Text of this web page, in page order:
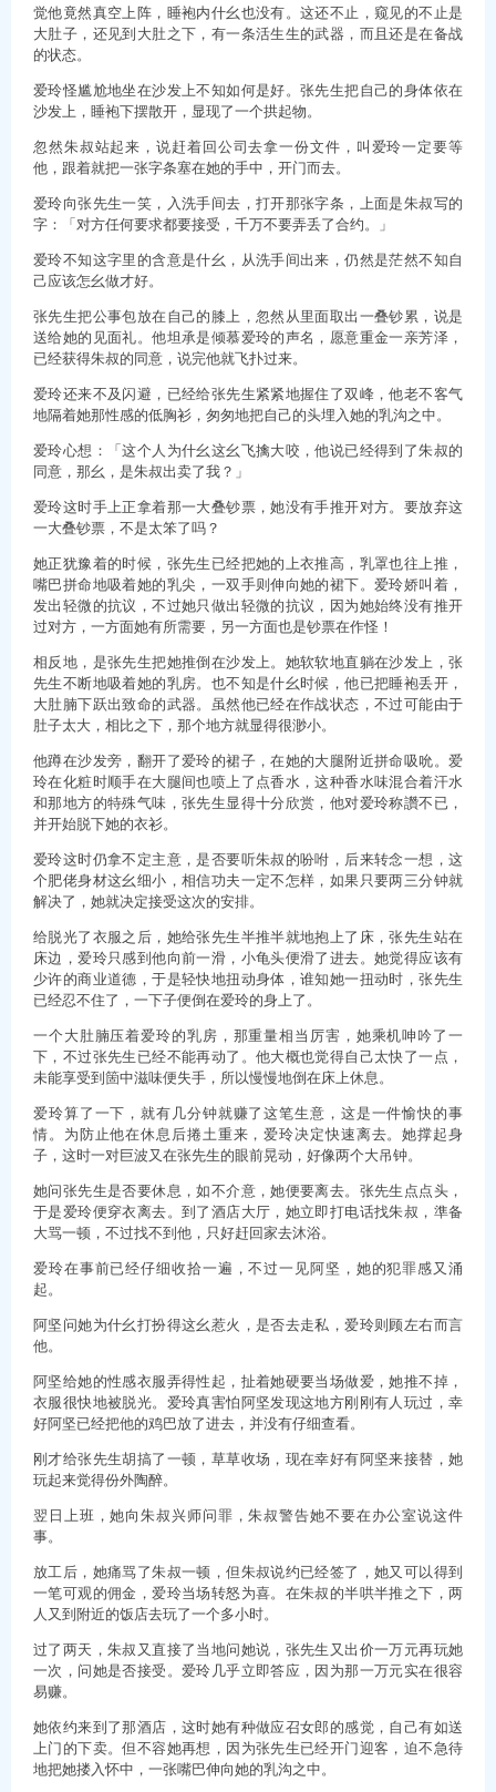
觉他竟然真空上阵，睡袍内什幺也没有。这还不止，窥见的不止是
大肚子，还见到大肚之下，有一条活生生的武器，而且还是在备战
的状态。
爱玲怪尴尬地坐在沙发上不知如何是好。张先生把自己的身体依在
沙发上，睡袍下摆散开，显现了一个拱起物。
忽然朱叔站起来，说赶着回公司去拿一份文件，叫爱玲一定要等
他，跟着就把一张字条塞在她的手中，开门而去。
爱玲向张先生一笑，入洗手间去，打开那张字条，上面是朱叔写的
字：「对方任何要求都要接受，千万不要弄丢了合约。」
爱玲不知这字里的含意是什幺，从洗手间出来，仍然是茫然不知自
己应该怎幺做才好。
张先生把公事包放在自己的膝上，忽然从里面取出一叠钞累，说是
送给她的见面礼。他坦承是倾慕爱玲的声名，愿意重金一亲芳泽，
已经获得朱叔的同意，说完他就飞扑过来。
爱玲还来不及闪避，已经给张先生紧紧地握住了双峰，他老不客气
地隔着她那性感的低胸衫，匆匆地把自己的头埋入她的乳沟之中。
爱玲心想：「这个人为什幺这幺飞擒大咬，他说已经得到了朱叔的
同意，那幺，是朱叔出卖了我？」
爱玲这时手上正拿着那一大叠钞票，她没有手推开对方。要放弃这
一大叠钞票，不是太笨了吗？
她正犹豫着的时候，张先生已经把她的上衣推高，乳罩也往上推，
嘴巴拼命地吸着她的乳尖，一双手则伸向她的裙下。爱玲娇叫着，
发出轻微的抗议，不过她只做出轻微的抗议，因为她始终没有推开
过对方，一方面她有所需要，另一方面也是钞票在作怪！
相反地，是张先生把她推倒在沙发上。她软软地直躺在沙发上，张
先生不断地吸着她的乳房。也不知是什幺时候，他已把睡袍丢开，
大肚腩下跃出致命的武器。虽然他已经在作战状态，不过可能由于
肚子太大，相比之下，那个地方就显得很渺小。
他蹲在沙发旁，翻开了爱玲的裙子，在她的大腿附近拼命吸吮。爱
玲在化粧时顺手在大腿间也喷上了点香水，这种香水味混合着汗水
和那地方的特殊气味，张先生显得十分欣赏，他对爱玲称讚不已，
并开始脱下她的衣衫。
爱玲这时仍拿不定主意，是否要听朱叔的吩咐，后来转念一想，这
个肥佬身材这幺细小，相信功夫一定不怎样，如果只要两三分钟就
解决了，她就决定接受这次的安排。
给脱光了衣服之后，她给张先生半推半就地抱上了床，张先生站在
床边，爱玲只感到他向前一滑，小龟头便滑了进去。她觉得应该有
少许的商业道德，于是轻快地扭动身体，谁知她一扭动时，张先生
已经忍不住了，一下子便倒在爱玲的身上了。
一个大肚腩压着爱玲的乳房，那重量相当厉害，她乘机呻吟了一
下，不过张先生已经不能再动了。他大概也觉得自己太快了一点，
未能享受到箇中滋味便失手，所以慢慢地倒在床上休息。
爱玲算了一下，就有几分钟就赚了这笔生意，这是一件愉快的事
情。为防止他在休息后捲土重来，爱玲决定快速离去。她撑起身
子，这时一对巨波又在张先生的眼前晃动，好像两个大吊钟。
她问张先生是否要休息，如不介意，她便要离去。张先生点点头，
于是爱玲便穿衣离去。到了酒店大厅，她立即打电话找朱叔，準备
大骂一顿，不过找不到他，只好赶回家去沐浴。
爱玲在事前已经仔细收拾一遍，不过一见阿坚，她的犯罪感又涌
起。
阿坚问她为什幺打扮得这幺惹火，是否去走私，爱玲则顾左右而言
他。
阿坚给她的性感衣服弄得性起，扯着她硬要当场做爱，她推不掉，
衣服很快地被脱光。爱玲真害怕阿坚发现这地方刚刚有人玩过，幸
好阿坚已经把他的鸡巴放了进去，并没有仔细查看。
刚才给张先生胡搞了一顿，草草收场，现在幸好有阿坚来接替，她
玩起来觉得份外陶醉。
翌日上班，她向朱叔兴师问罪，朱叔警告她不要在办公室说这件
事。
放工后，她痛骂了朱叔一顿，但朱叔说约已经签了，她又可以得到
一笔可观的佣金，爱玲当场转怒为喜。在朱叔的半哄半推之下，两
人又到附近的饭店去玩了一个多小时。
过了两天，朱叔又直接了当地问她说，张先生又出价一万元再玩她
一次，问她是否接受。爱玲几乎立即答应，因为那一万元实在很容
易赚。
她依约来到了那酒店，这时她有种做应召女郎的感觉，自己有如送
上门的下卖。但不容她再想，因为张先生已经开门迎客，迫不急待
地把她搂入怀中，一张嘴巴伸向她的乳沟之中。